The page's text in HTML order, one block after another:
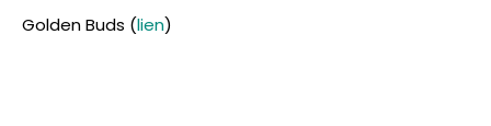
Golden Buds (lien)